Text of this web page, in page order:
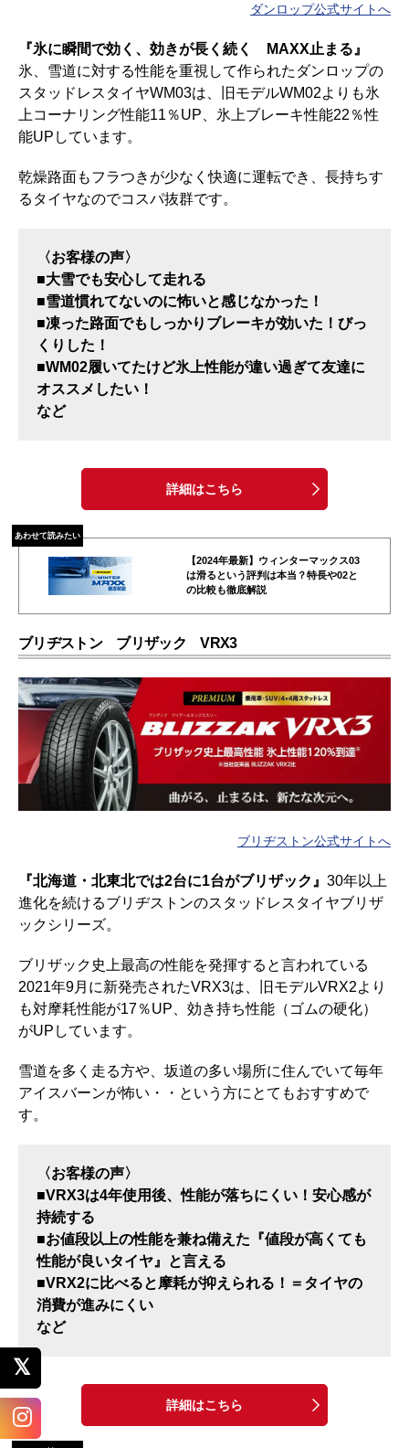
ダンロップ公式サイトへ
『氷に瞬間で効く、効きが長く続く MAXX止まる』
氷、雪道に対する性能を重視して作られたダンロップの
スタッドレスタイヤWM03は、旧モデルWM02よりも氷
上コーナリング性能11％UP、氷上ブレーキ性能22％性
能UPしています。
乾燥路面もフラつきが少なく快適に運転でき、長持ちす
るタイヤなのでコスパ抜群です。
〈お客様の声〉
■大雪でも安心して走れる
■雪道慣れてないのに怖いと感じなかった！
■凍った路面でもしっかりブレーキが効いた！びっ
くりした！
■WM02履いてたけど氷上性能が違い過ぎて友達に
オススメしたい！
など
詳細はこちら
あわせて読みたい
【2024年最新】ウィンターマックス03
は滑るという評判は本当？特長や02と
の比較も徹底解説
ブリヂストン ブリザック VRX3
ブリヂストン公式サイトへ
『北海道・北東北では2台に1台がブリザック』 30年以上
進化を続けるブリヂストンのスタッドレスタイヤブリザ
ックシリーズ。
ブリザック史上最高の性能を発揮すると言われている
2021年9月に新発売されたVRX3は、旧モデルVRX2より
も対摩耗性能が17％UP、効き持ち性能（ゴムの硬化）
がUPしています。
雪道を多く走る方や、坂道の多い場所に住んでいて毎年
アイスバーンが怖い・・という方にとてもおすすめで
す。
〈お客様の声〉
■VRX3は4年使用後、性能が落ちにくい！安心感が
持続する
■お値段以上の性能を兼ね備えた『値段が高くても
性能が良いタイヤ』と言える
■VRX2に比べると摩耗が抑えられる！＝タイヤの
消費が進みにくい
など
詳細はこちら